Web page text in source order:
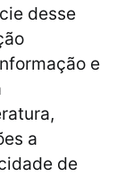
desse
e
a
de